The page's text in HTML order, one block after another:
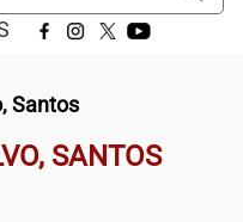
Santos
SANTOS